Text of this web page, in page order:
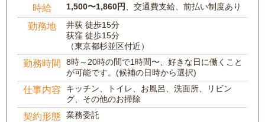
時給 1,500〜1,860円 、交通費支給、前払い制度あり
勤務地
井荻 徒歩15分
荻窪 徒歩15分
（東京都杉並区付近）
勤務時間
8時～20時の間で1時間〜、好きな日に働くこと
が可能です。(候補の日時から選択)
仕事内容
キッチン、トイレ、お風呂、洗面所、リビン
グ、その他のお掃除
契約形態 業務委託